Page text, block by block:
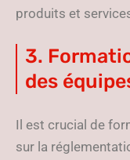
produits et
3.
des
Il est crucial de
sur la